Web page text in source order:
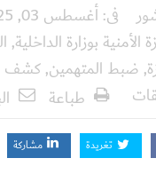
فى:أغسطس 03, 2025
الأمنية بوزارة الداخلية,
, ضبط المتهمين,كشف
طباعة
تغريدة مشاركة